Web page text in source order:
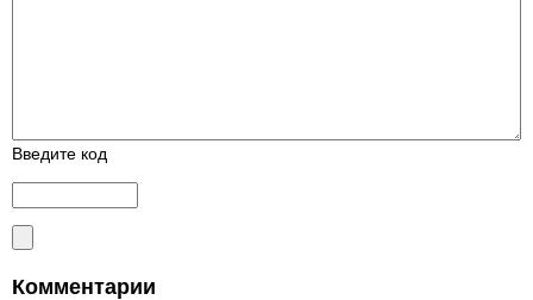
Введите код
Комментарии